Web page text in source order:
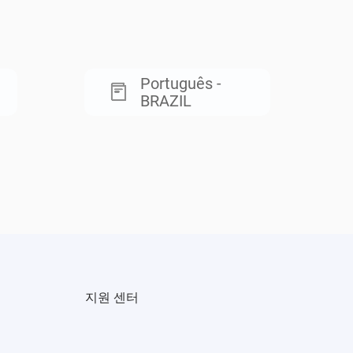
Português -
BRAZIL
지원 센터